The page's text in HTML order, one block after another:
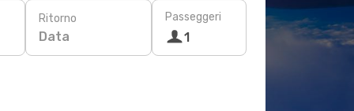
Ritorno
Data
Passeggeri
1